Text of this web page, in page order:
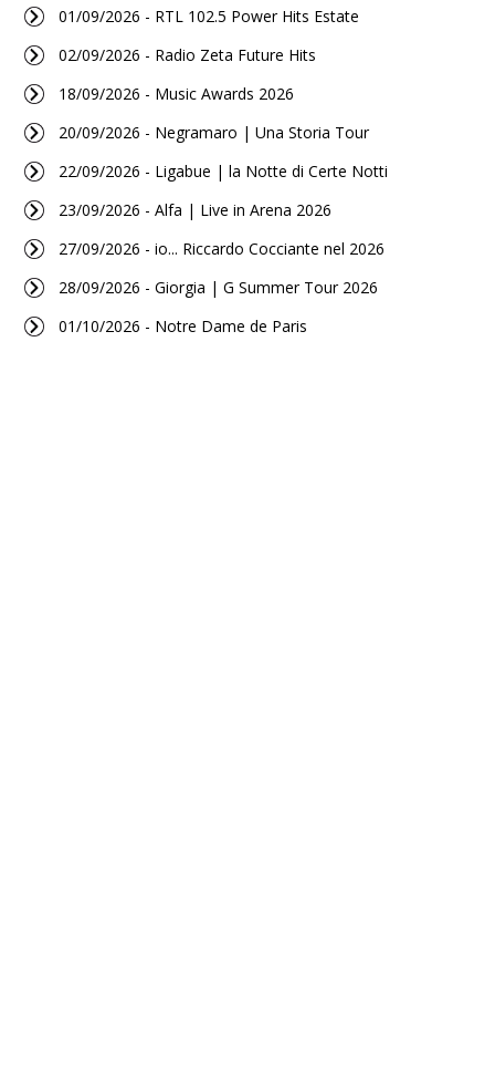
01/09/2026 - RTL 102.5 Power Hits Estate
02/09/2026 - Radio Zeta Future Hits
18/09/2026 - Music Awards 2026
20/09/2026 - Negramaro | Una Storia Tour
22/09/2026 - Ligabue | la Notte di Certe Notti
23/09/2026 - Alfa | Live in Arena 2026
27/09/2026 - io... Riccardo Cocciante nel 2026
28/09/2026 - Giorgia | G Summer Tour 2026
01/10/2026 - Notre Dame de Paris